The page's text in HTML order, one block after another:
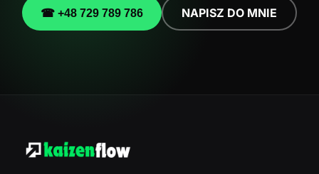
☎ +48 729 789 786 NAPISZ DO MNIE